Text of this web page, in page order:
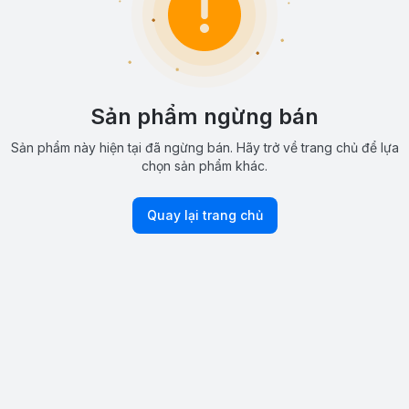
Sản phẩm ngừng bán
Sản phẩm này hiện tại đã ngừng bán. Hãy trở về trang chủ để lựa
chọn sản phẩm khác.
Quay lại trang chủ